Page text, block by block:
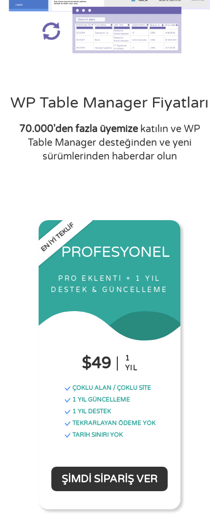
WP Table Manager Fiyatları
70.000'den fazla üyemizekatılın ve WP
Table Manager desteğinden ve yeni
sürümlerinden haberdar olun
EN İYİ TEKLİFPROFESYONEL
PRO EKLENTİ + 1 YIL
DESTEK & GÜNCELLEME
$49
1
YIL
ÇOKLU ALAN / ÇOKLU SİTE
1 YIL GÜNCELLEME
1 YIL DESTEK
TEKRARLAYAN ÖDEME YOK
TARİH SINIRI YOK
ŞIMDI SIPARIŞ VER